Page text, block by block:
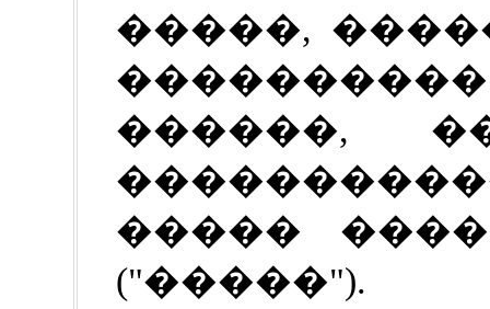
�����,
������,
�����
("�����").